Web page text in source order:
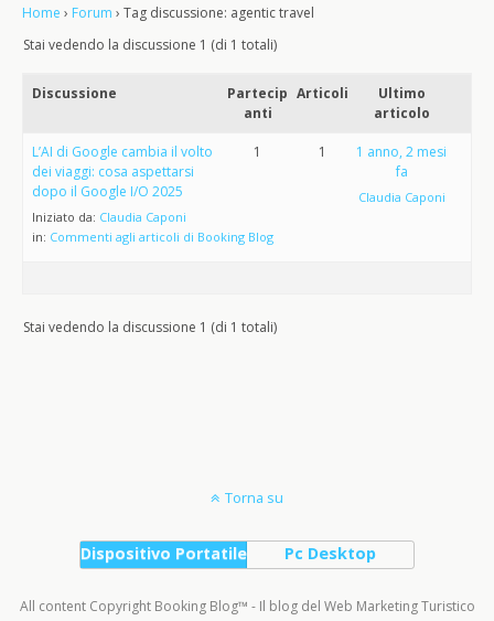
Home › Forum › Tag discussione: agentic travel
Stai vedendo la discussione 1 (di 1 totali)
Discussione
Partecip
anti
Articoli
Ultimo
articolo
L’AI di Google cambia il volto
dei viaggi: cosa aspettarsi
dopo il Google I/O 2025
Iniziato da: Claudia Caponi
in: Commenti agli articoli di Booking Blog
1 1
1 anno, 2 mesi
fa
Claudia Caponi
Stai vedendo la discussione 1 (di 1 totali)
Torna su
Dispositivo Portatile Pc Desktop
All content Copyright Booking Blog™ - Il blog del Web Marketing Turistico